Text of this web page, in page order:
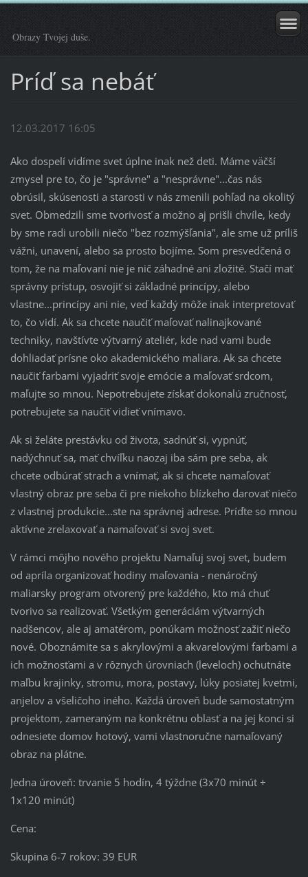
Obrazy Tvojej duše.
Príď sa nebáť
12.03.2017 16:05
Ako dospelí vidíme svet úplne inak než deti. Máme väčší
zmysel pre to, čo je "správne" a "nesprávne"...čas nás
obrúsil, skúsenosti a starosti v nás zmenili pohľad na okolitý
svet. Obmedzili sme tvorivosť a možno aj prišli chvíle, kedy
by sme radi urobili niečo "bez rozmýšľania", ale sme už príliš
vážni, unavení, alebo sa prosto bojíme. Som presvedčená o
tom, že na maľovaní nie je nič záhadné ani zložité. Stačí mať
správny prístup, osvojiť si základné princípy, alebo
vlastne...princípy ani nie, veď každý môže inak interpretovať
to, čo vidí. Ak sa chcete naučiť maľovať nalinajkované
techniky, navštívte výtvarný ateliér, kde nad vami bude
dohliadať prísne oko akademického maliara. Ak sa chcete
naučiť farbami vyjadriť svoje emócie a maľovať srdcom,
maľujte so mnou. Nepotrebujete získať dokonalú zručnosť,
potrebujete sa naučiť vidieť vnímavo.
Ak si želáte prestávku od života, sadnúť si, vypnúť,
nadýchnuť sa, mať chvíľku naozaj iba sám pre seba, ak
chcete odbúrať strach a vnímať, ak si chcete namaľovať
vlastný obraz pre seba či pre niekoho blízkeho darovať niečo
z vlastnej produkcie...ste na správnej adrese. Príďte so mnou
aktívne zrelaxovať a namaľovať si svoj svet.
V rámci môjho nového projektu Namaľuj svoj svet, budem
od apríla organizovať hodiny maľovania - nenáročný
maliarsky program otvorený pre každého, kto má chuť
tvorivo sa realizovať. Všetkým generáciám výtvarných
nadšencov, ale aj amatérom, ponúkam možnosť zažiť niečo
nové. Oboznámite sa s akrylovými a akvarelovými farbami a
ich možnosťami a v rôznych úrovniach (leveloch) ochutnáte
maľbu krajinky, stromu, mora, postavy, lúky posiatej kvetmi,
anjelov a všeličoho iného. Každá úroveň bude samostatným
projektom, zameraným na konkrétnu oblasť a na jej konci si
odnesiete domov hotový, vami vlastnoručne namaľovaný
obraz na plátne.
Jedna úroveň: trvanie 5 hodín, 4 týždne (3x70 minút +
1x120 minút)
Cena:
Skupina 6-7 rokov: 39 EUR